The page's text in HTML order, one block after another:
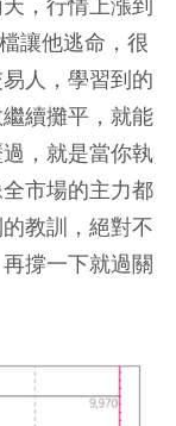
，行情上漲到
讓他逃命，很
人，學習到的
續攤平，就能
，就是當你執
市場的主力都
教訓，絕對不
撐一下就過關